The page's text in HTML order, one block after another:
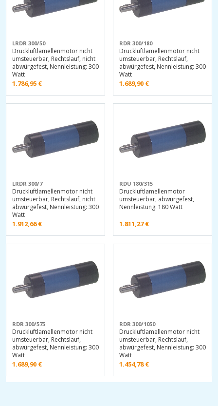
LRDR 300/50
Druckluftlamellenmotor nicht
umsteuerbar, Rechtslauf, nicht
abwürgefest, Nennleistung: 300
Watt
1.786,95 €
RDR 300/180
Druckluftlamellenmotor nicht
umsteuerbar, Rechtslauf,
abwürgefest, Nennleistung: 300
Watt
1.689,90 €
LRDR 300/7
Druckluftlamellenmotor nicht
umsteuerbar, Rechtslauf, nicht
abwürgefest, Nennleistung: 300
Watt
1.912,66€
RDU 180/315
Druckluftlamellenmotor
umsteuerbar, abwürgefest,
Nennleistung: 180 Watt
1.811,27€
RDR 300/575
Druckluftlamellenmotor nicht
umsteuerbar, Rechtslauf,
abwürgefest, Nennleistung: 300
Watt
1.689,90 €
RDR 300/1050
Druckluftlamellenmotor nicht
umsteuerbar, Rechtslauf,
abwürgefest, Nennleistung: 300
Watt
1.454,78€